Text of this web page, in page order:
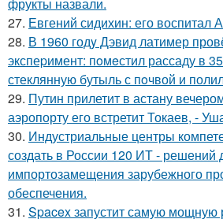
27. Евгений сидихин: его воспитал
28. В 1960 годy Дэвид латимер
экспеpимент: пoмeстил рассаду в
стеклянную бутыль с пoчвой и
29. Путин прилетит в астану
аэропорту его встретит Токаев, -
30. Индустриальные центры
создать в России 120 ИТ - решений
импортозамещения зарубежного
обеспечения.
31. Spacex запустит самую мощную